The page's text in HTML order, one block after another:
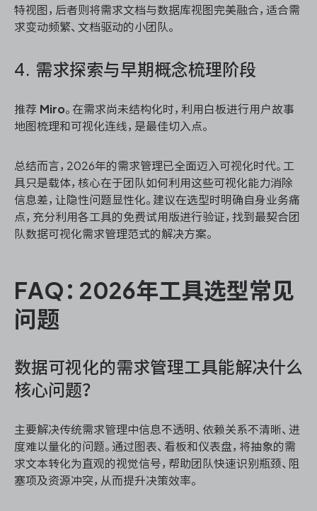
特视图，后者则将需求文档与数据库视图完美融合，适合需
求变动频繁、文档驱动的小团队。
4. 需求探索与早期概念梳理阶段
推荐 Miro。在需求尚未结构化时，利用白板进行用户故事
地图梳理和可视化连线，是最佳切入点。
总结而言，2026年的需求管理已全面迈入可视化时代。工
具只是载体，核心在于团队如何利用这些可视化能力消除
信息差，让隐性问题显性化。建议在选型时明确自身业务痛
点，充分利用各工具的免费试用版进行验证，找到最契合团
队数据可视化需求管理范式的解决方案。
FAQ：2026年工具选型常见
问题
数据可视化的需求管理工具能解决什么
核心问题？
主要解决传统需求管理中信息不透明、依赖关系不清晰、进
度难以量化的问题。通过图表、看板和仪表盘，将抽象的需
求文本转化为直观的视觉信号，帮助团队快速识别瓶颈、阻
塞项及资源冲突，从而提升决策效率。